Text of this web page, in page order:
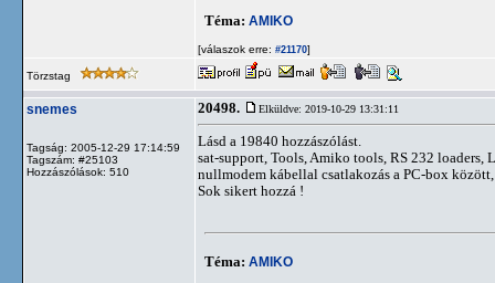
Téma: AMIKO
[válaszok erre: #21170]
Törzstag
snemes
Tagság: 2005-12-29 17:14:59
Tagszám: #25103
Hozzászólások: 510
20498. Elküldve: 2019-10-29 13:31:11
Lásd a 19840 hozzászólást.
sat-support, Tools, Amiko tools, RS 232
nullmodem kábellal csatlakozás a PC-box
Sok sikert hozzá !
Téma: AMIKO